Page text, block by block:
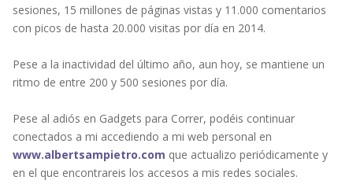
sesiones, 15 millones de páginas vistas y 11.000 comentarios
con picos de hasta 20.000 visitas por día en 2014.
Pese a la inactividad del último año, aun hoy, se mantiene un
ritmo de entre 200 y 500 sesiones por día.
Pese al adiós en Gadgets para Correr, podéis continuar
conectados a mi accediendo a mi web personal en
www.albertsampietro.com que actualizo periódicamente y
en el que encontrareis los accesos a mis redes sociales.